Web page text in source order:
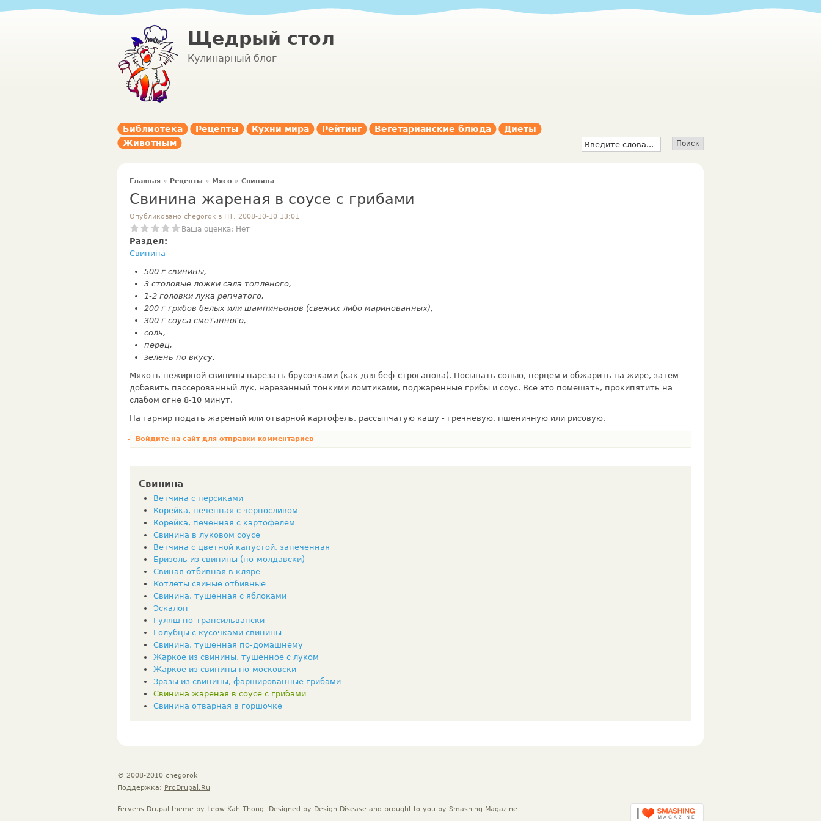
Щедрый стол
Кулинарный блог
Библиотека Рецепты Кухни мира Рейтинг Вегетарианские блюда
Диеты
Животным
Главная » Рецепты » Мясо » Свинина
Свинина жареная в соусе с грибами
Опубликовано chegorok в ПТ, 2008-10-10 13:01
Ваша оценка: Нет
Раздел:
Свинина
500 г свинины,
3 столовые ложки сала топ­леного,
1-2 головки лука репчатого,
200 г грибов белых или шампиньонов (свежих либо маринованных),
300 г соуса сметанного,
соль,
перец,
зелень по вкусу.
Мякоть нежирной свинины нарезать бру­сочками (как для беф-строганова). Посыпать солью, перцем и обжарить на жире, затем
добавить пассерованный лук, нарезанный тон­кими ломтиками, поджаренные грибы и соус. Все это помешать, прокипятить на
слабом огне 8-10 минут.
На гарнир подать жареный или отварной картофель, рассыпчатую кашу - гречневую, пшеничную или рисовую.
Войдите на сайтдля отправки комментариев
Свинина
Ветчина с персиками
Корейка, печенная с черносливом
Корейка, печенная с картофелем
Свинина в луковом соусе
Ветчина с цветной капустой, запеченная
Бризоль из свинины (по-молдавски)
Свиная отбивная в кляре
Котлеты свиные отбивные
Свинина, тушенная с яблоками
Эскалоп
Гуляш по-трансильвански
Голубцы с кусочками свинины
Свинина, тушенная по-домашнему
Жаркое из свинины, тушенное с луком
Жаркое из свинины по-московски
Зразы из свинины, фаршированные грибами
Свинина жареная в соусе с грибами
Свинина отварная в горшочке
© 2008-2010 chegorok
Поддержка: ProDrupal.Ru
Fervens Drupal theme by Leow Kah Thong. Designed by Design Disease and brought to you by Smashing Magazine.